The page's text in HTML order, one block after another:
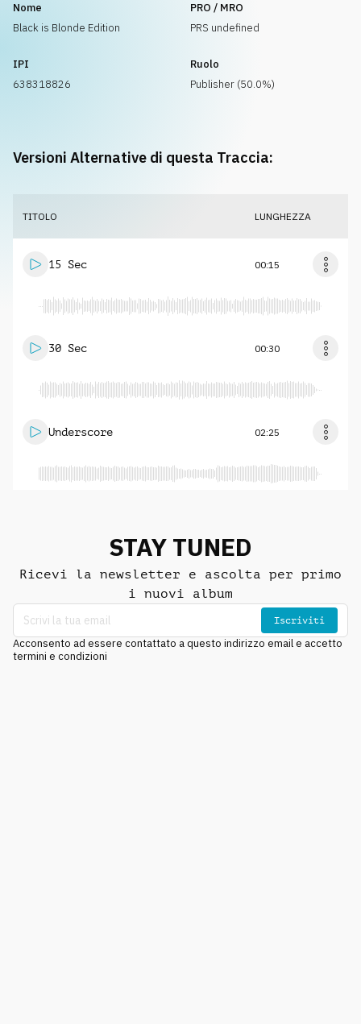
Nome
Black is Blonde Edition
PRO / MRO
PRS undefined
IPI
638318826
Ruolo
Publisher (50.0%)
Versioni Alternative di questa Traccia:
TITOLO LUNGHEZZA
15 Sec 00:15
30 Sec 00:30
Underscore 02:25
STAY TUNED
Ricevi la newsletter e ascolta per primo
i nuovi album
Iscriviti
Acconsento ad essere contattato a questo indirizzo email e accetto
termini e condizioni